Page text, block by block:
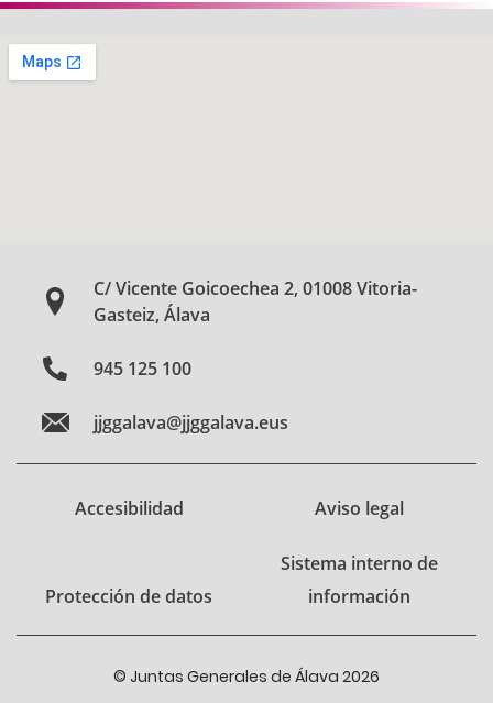
C/ Vicente Goicoechea 2, 01008 Vitoria-
Gasteiz, Álava
945 125 100
jjggalava@jjggalava.eus
Accesibilidad Aviso legal
Protección de datos
Sistema interno de
información
© Juntas Generales de Álava 2026